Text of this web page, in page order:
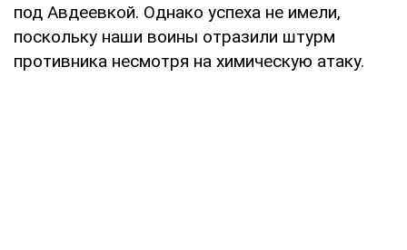
под Авдеевкой. Однако успеха не имели,
поскольку наши воины отразили штурм
противника несмотря на химическую атаку.